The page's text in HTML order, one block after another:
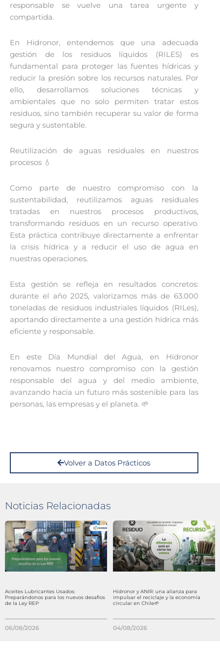
responsable se vuelve una tarea urgente y
compartida.
En Hidronor, entendemos que una adecuada
gestión de los residuos líquidos (RILES) es
fundamental para proteger las fuentes hídricas y
reducir la presión sobre los recursos naturales. Por
ello, desarrollamos soluciones técnicas y
ambientales que no solo permiten tratar estos
residuos, sino también recuperar su valor de forma
segura y sustentable.
Reutilización de aguas residuales en nuestros
procesos 💧
Como parte de nuestro compromiso con la
sustentabilidad, reutilizamos aguas residuales
tratadas en nuestros procesos productivos,
transformando residuos en un recurso operativo.
Esta práctica contribuye directamente a enfrentar
la crisis hídrica y a reducir el uso de agua en
nuestras operaciones.
Esta gestión se refleja en resultados concretos:
durante el año 2025, valorizamos más de 63.000
toneladas de residuos industriales líquidos (RILes),
aportando directamente a una gestión hídrica más
eficiente y responsable.
En este Día Mundial del Agua, en Hidronor
renovamos nuestro compromiso con la gestión
responsable del agua y del medio ambiente,
avanzando hacia un futuro más sostenible para las
personas, las empresas y el planeta. 🌱
Volver a Datos Prácticos
Noticias Relacionadas
Aceites Lubricantes Usados:
Preparándonos para los nuevos desafíos
de la Ley REP
06/08/2026
Hidronor y ANIR: una alianza para
impulsar el reciclaje y la economía
circular en Chile🌱
04/08/2026